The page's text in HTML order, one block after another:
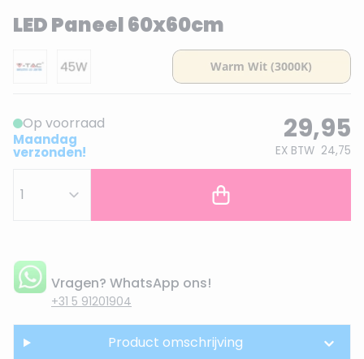
LED Paneel 60x60cm
Op voorraad
Maandag
verzonden!
29,95
EX BTW 24,75
Vragen? WhatsApp ons!
+31 5 91201904
Product omschrijving